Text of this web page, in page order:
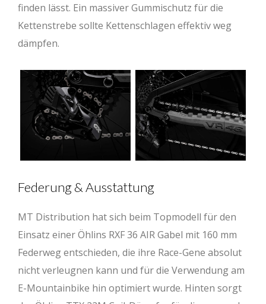
finden lässt. Ein massiver Gummischutz für die
Kettenstrebe sollte Kettenschlagen effektiv weg
dämpfen.
Federung & Ausstattung
MT Distribution hat sich beim Topmodell für den
Einsatz einer Öhlins RXF 36 AIR Gabel mit 160 mm
Federweg entschieden, die ihre Race-Gene absolut
nicht verleugnen kann und für die Verwendung am
E-Mountainbike hin optimiert wurde. Hinten sorgt